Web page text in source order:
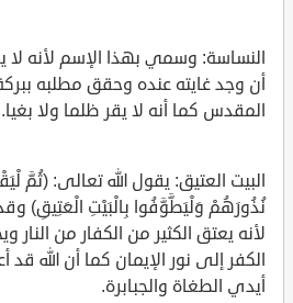
النساسة: وسمي بهذا الإسم لأنه لا
أن وجد غايته عنده وحقق مطلبه
المقدس كما أنه لا يقر ظلما ولا بغيا.
البيت العتيق: يقول الله تعالى: (ثُمَّ
نُذُورَهُمْ وَلْيَطَّوَّفُوا بِالْبَيْتِ الْعَتِيقِ)
لأنه يعتق الكثير من الكفار من
الكفر إلى نور الإيمان كما أن الله قد
أيدي الطغاة والجبابرة.